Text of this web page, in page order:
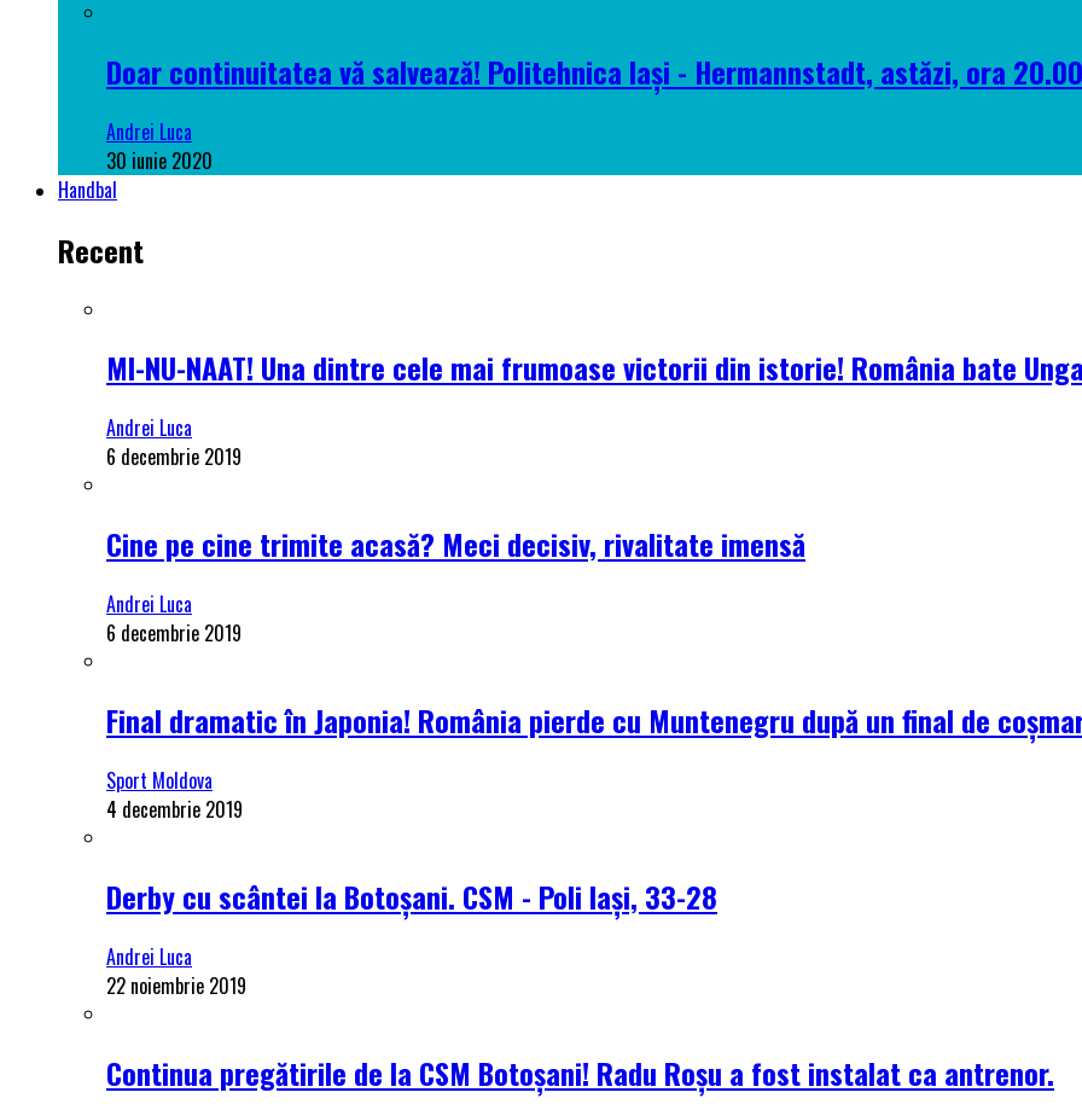
Doar continuitatea vă salvează! Politehnica Iași - Hermannstadt, astăzi, ora 20.00
Andrei Luca
30 iunie 2020
Handbal
Recent
MI-NU-NAAT! Una dintre cele mai frumoase victorii din istorie! România bate
Andrei Luca
6 decembrie 2019
Cine pe cine trimite acasă? Meci decisiv, rivalitate imensă
Andrei Luca
6 decembrie 2019
Final dramatic în Japonia! România pierde cu Muntenegru după un final de
Sport Moldova
4 decembrie 2019
Derby cu scântei la Botoșani. CSM - Poli Iași, 33-28
Andrei Luca
22 noiembrie 2019
Continua pregătirile de la CSM Botoșani! Radu Roșu a fost instalat ca antrenor.